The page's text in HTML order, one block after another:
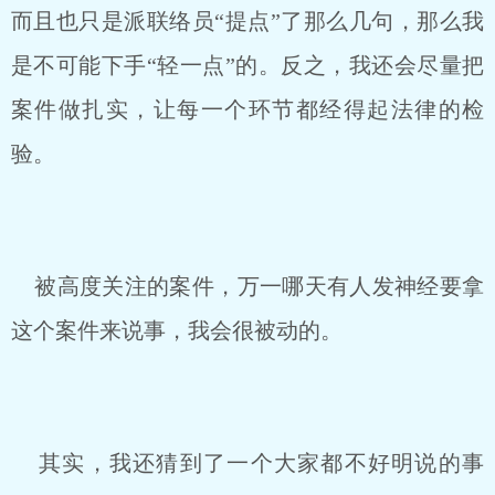
而且也只是派联络员“提点”了那么几句，那么我
是不可能下手“轻一点”的。反之，我还会尽量把
案件做扎实，让每一个环节都经得起法律的检
验。
被高度关注的案件，万一哪天有人发神经要拿
这个案件来说事，我会很被动的。
其实，我还猜到了一个大家都不好明说的事